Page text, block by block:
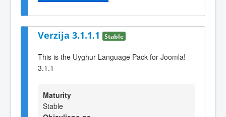
Verzija 3.1.1.1 Stable
This is the Uyghur Language Pack for Joomla!
3.1.1
Maturity
Stable